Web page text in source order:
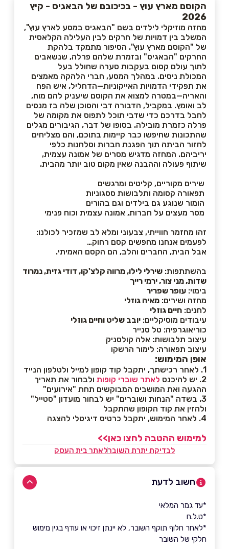
הקוסם מארץ עוץ - בכיכובם של הבאגיס - קיץ
2026
מחזה מוזיקלי לילדים בשם "הבאגיס במסע לארץ עוץ",
המשלב בין דמויות של חרקים לבין העלילה הקלאסית
של "הקוסם מארץ עוץ". הסיפור מתמקד בלהקת
החרקים "הבאגיס" ובזמרת שלהם פרלה, שנשאבים
לתוך עולם קסום בעקבות סערה שחולל בעל
המכולת ניסים. במהלך המסע, חברי הלהקה מאמצים
את תפקידי הדמויות האייקוניות—הדחליל, איש הפח
והאריה—במטרה למצוא את הקוסם שיעניק להם מוח,
לב ואומץ. במקביל, הדבורה דבי והסוכן שלה בז מנסים
לחבל בדרכם כדי שדבי תוכל לתפוס את מקומה של
פרלה כזמרת מובילה. בסופו של דבר, הגיבורים מגלים
שהתכונות שחיפשו כבר קיימות בתוכם, והם מצליחים
לחזור הביתה תוך הפגנת חברות וסלחנות כלפי
יריביהם. המחזה מדגיש מסרים של אמונה עצמית,
שיתוף פעולה וההבנה שאין מקום טוב יותר מהבית.
שירים מקוריים, קליטים ומרגשים
תפאורה קסומה ותלבושות ססגוניות
הומור שנוגע גם בילדים וגם בהורים
מסר מעצים על חברות, אמונה עצמית וכוח פנימי
זהו מחזמר חווייתי, צבעוני ומלא לב שמזכיר לכולנו:
לפעמים אנחנו מחפשים קסם רחוק…
אבל הבית, החברים והלב, הם הקסם האמיתי.
בהשתתפות: שירלי לילו, מרווה קלצ'קו, דודי גזית, נמרוד
שדות, מני צור, ירמי רייך
בימוי: עופר שפריר
מחזה ושירים: מאיה גוזלי
לחנים: חיים גוזלי
עיבודים מוסיקליים: יובב שליט וחיים גוזלי
כוריאוגרפיה: טל סנייר
עיצוב תלבושות: אלה קולסניק
עיצוב תפאורה: לימור הרשקו
אופן המימוש:
1. לאחר רכישתך, יתקבל קוד קופון למייל ולטלפון הנייד
2. יש להיכנס
לאתר שוברי קופות ולבחור את תאריך
ההגעה ואת המושבים המבוקשים תחת "אירועים"
3. בשדה "הנחות ושוברים" יש לבחור מועדון "סטייל"
ולהזין את קוד הקופון שהתקבל
4. לאחר המימוש, יתקבל כרטיס דיגיטלי להצגה
למימוש ההטבה לחצו כאן>>
לבדיקת יתרת השוברלאתר בית העסק
חשוב לדעת
*עד גמר המלאי
*ט.ל.ח
*לאחר חלוף תוקף השובר, לא יינתן זיכוי או עודף בגין מימוש
חלקי של השובר